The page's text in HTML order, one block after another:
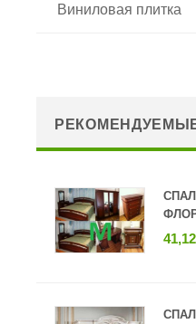
Виниловая плитка